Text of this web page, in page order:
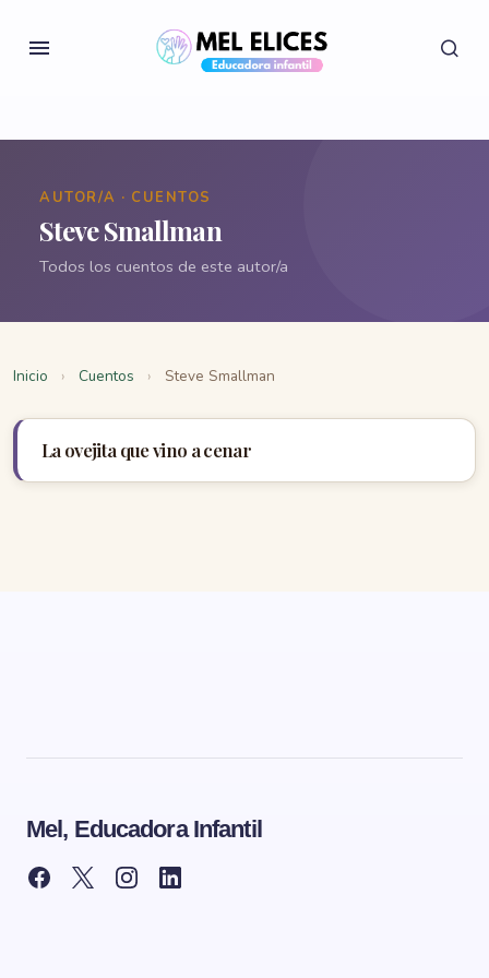
AUTOR/A · CUENTOS
Steve Smallman
Todos los cuentos de este autor/a
Inicio › Cuentos › Steve Smallman
La ovejita que vino a cenar
Mel, Educadora Infantil